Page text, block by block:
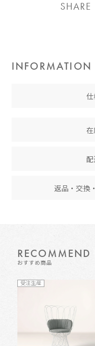
INFORMATION
返品・交換
RECOMMEND
おすすめ商品
受注生産